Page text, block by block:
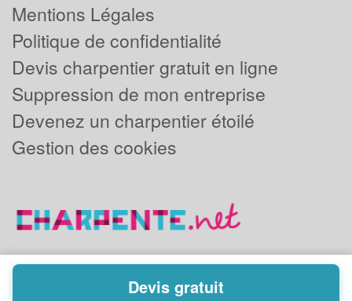
Mentions Légales
Politique de confidentialité
Devis charpentier gratuit en ligne
Suppression de mon entreprise
Devenez un charpentier étoilé
Gestion des cookies
Powered byPlus que pro
Devis gratuit